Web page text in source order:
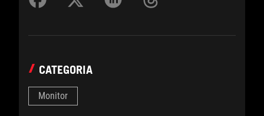
CATEGORIA
Monitor